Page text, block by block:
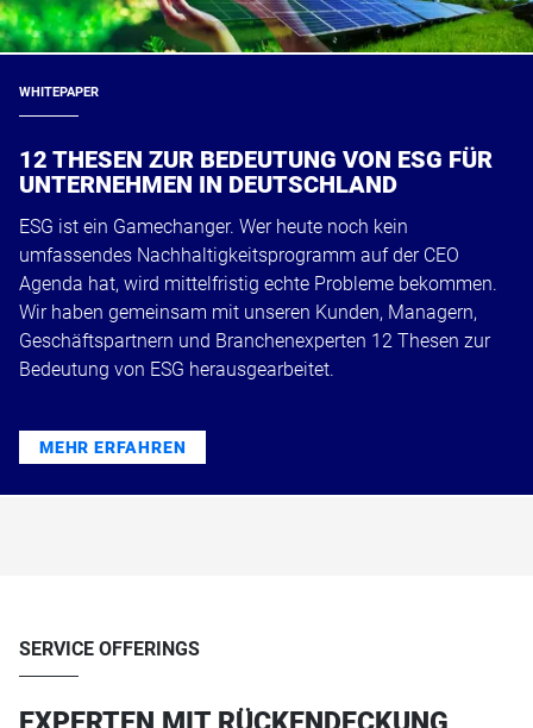
WHITEPAPER
12 THESEN ZUR BEDEUTUNG VON ESG FÜR
UNTERNEHMEN IN DEUTSCHLAND
ESG ist ein Gamechanger. Wer heute noch kein
umfassendes Nachhaltigkeitsprogramm auf der CEO
Agenda hat, wird mittelfristig echte Probleme bekommen.
Wir haben gemeinsam mit unseren Kunden, Managern,
Geschäftspartnern und Branchenexperten 12 Thesen zur
Bedeutung von ESG herausgearbeitet.
MEHR ERFAHREN
SERVICE OFFERINGS